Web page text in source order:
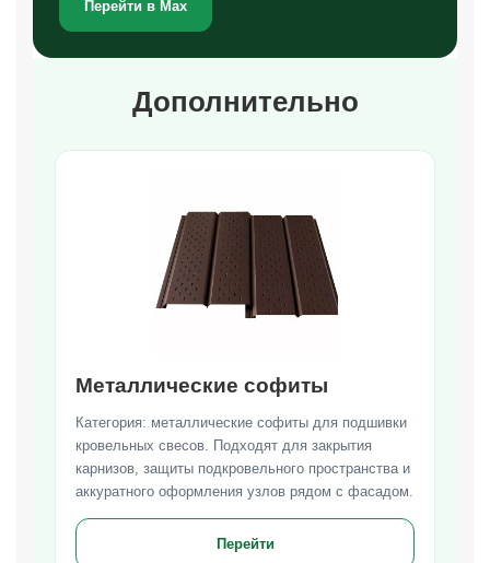
Перейти в Max
Дополнительно
Металлические софиты
Категория: металлические софиты для подшивки
кровельных свесов. Подходят для закрытия
карнизов, защиты подкровельного пространства и
аккуратного оформления узлов рядом с фасадом.
Перейти